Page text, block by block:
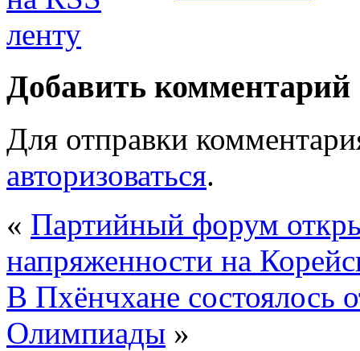
Добавить комментарий
Для отправки
авторизоваться.
« Партийный форум
напряженности на
В Пхёнчхане состоялось
Олимпиады »